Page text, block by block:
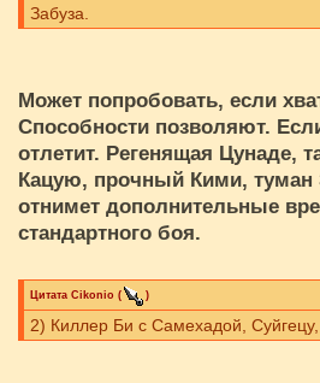
Забуза.
Может попробовать, если
Способности позволяют.
отлетит. Регенящая Цунаде,
Кацую, прочный Кими, туман
отнимет дополнительные
стандартного боя.
Цитата Cikоnio ( )
2) Киллер Би с Самехадой, Суйгецу,